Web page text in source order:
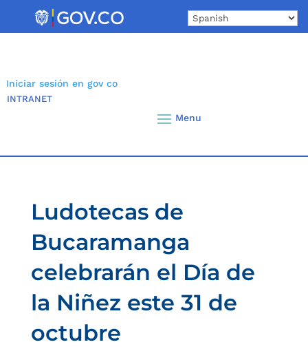
Iniciar sesión en gov co
INTRANET
Ludotecas de
Bucaramanga
celebrarán el Día de
la Niñez este 31 de
octubre